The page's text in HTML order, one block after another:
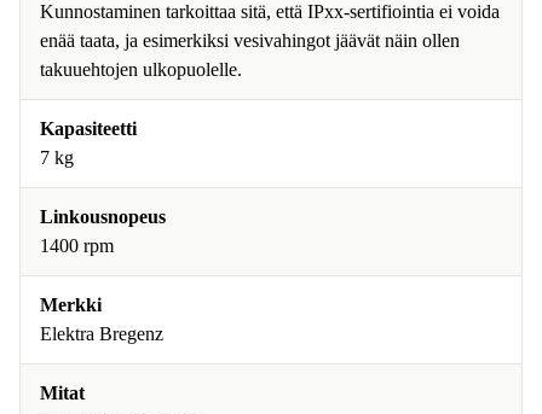
Kunnostaminen tarkoittaa sitä, että IPxx-sertifiointia ei voida
enää taata, ja esimerkiksi vesivahingot jäävät näin ollen
takuuehtojen ulkopuolelle.
Kapasiteetti
7 kg
Linkousnopeus
1400 rpm
Merkki
Elektra Bregenz
Mitat